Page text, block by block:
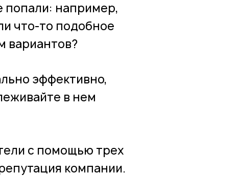
попали: например,
что-то подобное
вариантов?
эффективно,
в нем
с помощью трех
компании.